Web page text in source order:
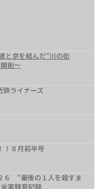
京を結んだ“川の街
削～
鉄ライナーズ
！８月前半号
６ “最後の１人を殺すま
軍録音記録